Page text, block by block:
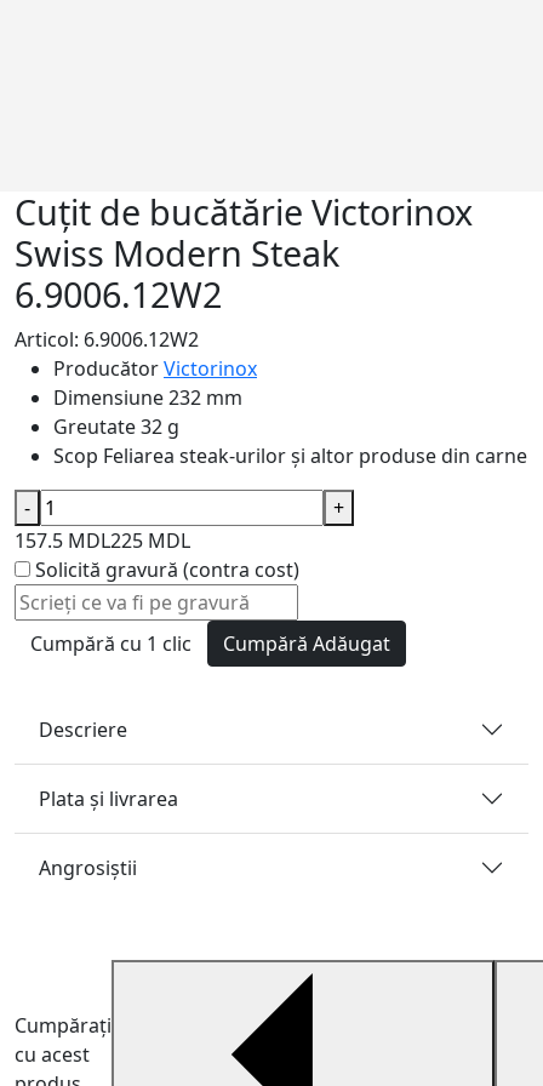
Cuțit de bucătărie Victorinox
Swiss Modern Steak
6.9006.12W2
Articol: 6.9006.12W2
ProducătorVictorinox
Dimensiune232 mm
Greutate32 g
Scop Feliarea steak-urilor și altor produse din carne
157.5 MDL225 MDL
Solicită gravură (contra cost)
- +
Cumpără cu 1 clic Cumpără Adăugat
Descriere
Plata și livrarea
Angrosiştii
Cumpărați
cu acest